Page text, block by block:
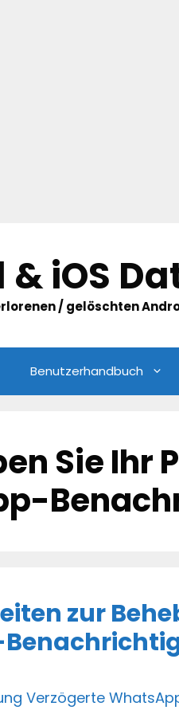
& iOS
/ gelöschten
Benutzerhandbuch
Sie Ihr
zur